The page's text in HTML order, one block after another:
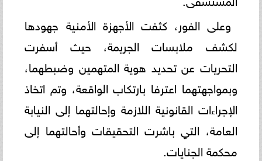
وعلى الفور، كثفت الأجهزة الأمنية جهودها
لكشف ملابسات الجريمة، حيث أسفرت
التحريات عن تحديد هوية المتهمين وضبطهما،
وبمواجهتهما اعترفا بارتكاب الواقعة، وتم اتخاذ
الإجراءات القانونية اللازمة وإحالتهما إلى النيابة
العامة، التي باشرت التحقيقات وأحالتهما إلى
محكمة الجنايات.